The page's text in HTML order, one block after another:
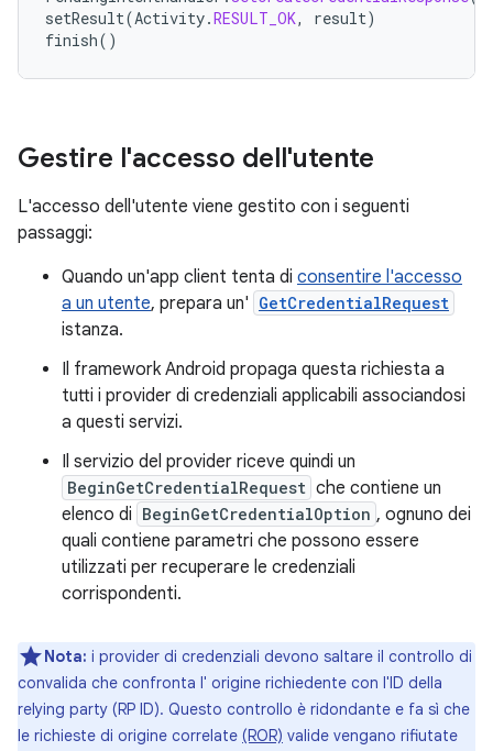
setResult(Activity.RESULT_OK, result)
finish()
Gestire l'accesso dell'utente
L'accesso dell'utente viene gestito con i seguenti
passaggi:
Quando un'app client tenta di consentire l'accesso
a un utente, prepara un' GetCredentialRequest
istanza.
Il framework Android propaga questa richiesta a
tutti i provider di credenziali applicabili associandosi
a questi servizi.
Il servizio del provider riceve quindi un
BeginGetCredentialRequest che contiene un
elenco di BeginGetCredentialOption , ognuno dei
quali contiene parametri che possono essere
utilizzati per recuperare le credenziali
corrispondenti.
Nota: i provider di credenziali devono saltare il controllo di
convalida che confronta l' origine richiedente con l'ID della
relying party (RP ID). Questo controllo è ridondante e fa sì che
le richieste di origine correlate (ROR) valide vengano rifiutate